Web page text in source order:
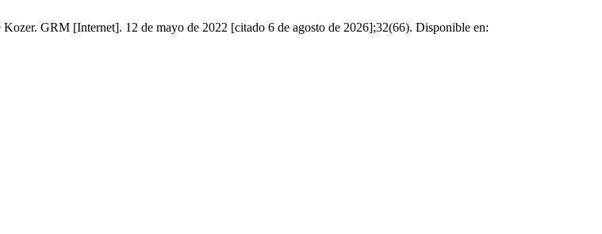
GRM [Internet]. 12 de mayo de 2022 [citado 6 de agosto de 2026];32(66). Disponible en: